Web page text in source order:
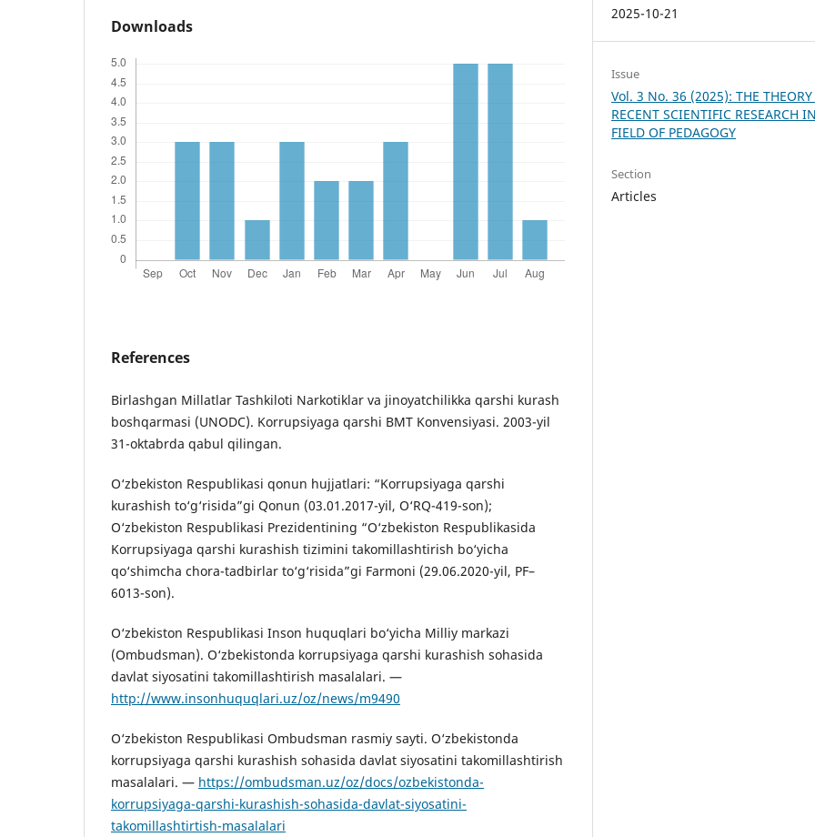
Downloads
References
Birlashgan Millatlar Tashkiloti Narkotiklar va jinoyatchilikka qarshi kurash
boshqarmasi (UNODC). Korrupsiyaga qarshi BMT Konvensiyasi. 2003-yil
31-oktabrda qabul qilingan.
O‘zbekiston Respublikasi qonun hujjatlari: “Korrupsiyaga qarshi
kurashish to‘g‘risida”gi Qonun (03.01.2017-yil, O‘RQ-419-son);
O‘zbekiston Respublikasi Prezidentining “O‘zbekiston Respublikasida
Korrupsiyaga qarshi kurashish tizimini takomillashtirish bo‘yicha
qo‘shimcha chora-tadbirlar to‘g‘risida”gi Farmoni (29.06.2020-yil, PF–
6013-son).
O‘zbekiston Respublikasi Inson huquqlari bo‘yicha Milliy markazi
(Ombudsman). O‘zbekistonda korrupsiyaga qarshi kurashish sohasida
davlat siyosatini takomillashtirish masalalari. —
http://www.insonhuquqlari.uz/oz/news/m9490
O‘zbekiston Respublikasi Ombudsman rasmiy sayti. O‘zbekistonda
korrupsiyaga qarshi kurashish sohasida davlat siyosatini takomillashtirish
masalalari. — https://ombudsman.uz/oz/docs/ozbekistonda-
korrupsiyaga-qarshi-kurashish-sohasida-davlat-siyosatini-
takomillashtirtish-masalalari
2025-10-21
Issue
Vol. 3 No. 36 (2025): THE THEORY
RECENT SCIENTIFIC RESEARCH
FIELD OF PEDAGOGY
Section
Articles